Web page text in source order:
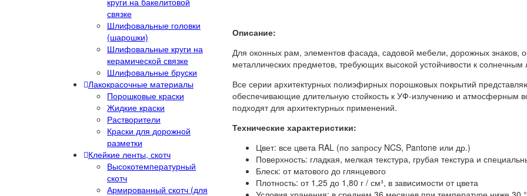
связке
Шлифовальные головки
(шарошки)
Шлифовальные круги на
керамической связке
Шлифовальные бруски
Лакокрасочные материалы
Порошковые краски
Жидкие краски
Растворители
Краски для дорожной
разметки
Клейкие ленты, скотч
Высокотемпературный
скотч
Армированный скотч (для
Описание:
Для оконных рам, элементов фасада, садовой мебели, дорожных знаков,
металлических предметов, требующих высокой устойчивости к
Все серии архитектурных полиэфирных порошковых покрытий
обеспечивающие длительную стойкость к УФ-излучению и атмосферным
подходят для архитектурных применений.
Технические характеристики:
Цвет: все цвета RAL (по запросу NCS, Pantone или др.)
Поверхность: гладкая, мелкая текстура, грубая текстура и
Блеск: от матового до глянцевого
Плотность: от 1,25 до 1,80 г / см³, в зависимости от цвета